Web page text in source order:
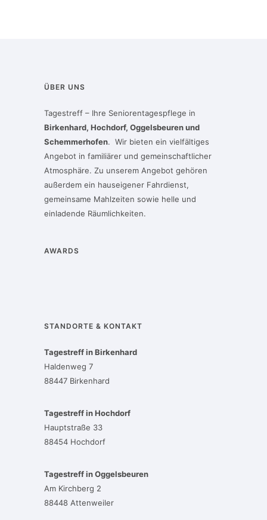
ÜBER UNS
Tagestreff – Ihre Seniorentagespflege in
Birkenhard, Hochdorf, Oggelsbeuren und
Schemmerhofen. Wir bieten ein vielfältiges
Angebot in familiärer und gemeinschaftlicher
Atmosphäre. Zu unserem Angebot gehören
außerdem ein hauseigener Fahrdienst,
gemeinsame Mahlzeiten sowie helle und
einladende Räumlichkeiten.
AWARDS
STANDORTE & KONTAKT
Tagestreff in Birkenhard
Haldenweg 7
88447 Birkenhard
Tagestreff in Hochdorf
Hauptstraße 33
88454 Hochdorf
Tagestreff in Oggelsbeuren
Am Kirchberg 2
88448 Attenweiler